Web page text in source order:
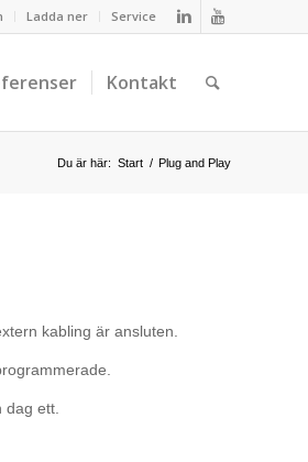
Ladda ner Service
Kontakt
Du är här: Start / Plug and Play
kabling är ansluten.
ett.